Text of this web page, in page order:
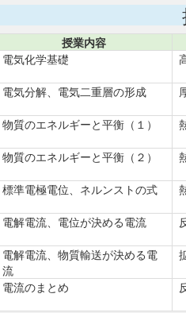
授業内容
電気化学基礎
電気分解、電気二重層の形成
物質のエネルギーと平衡（１）
物質のエネルギーと平衡（２）
標準電極電位、ネルンストの式
電解電流、電位が決める電流
電解電流、物質輸送が決める電
流
電流のまとめ